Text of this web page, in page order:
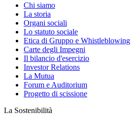
Chi siamo
La storia
Organi sociali
Lo statuto sociale
Etica di Gruppo e Whistleblowing
Carte degli Impegni
Il bilancio d'esercizio
Investor Relations
La Mutua
Forum e Auditorium
Progetto di scissione
La Sostenibilità